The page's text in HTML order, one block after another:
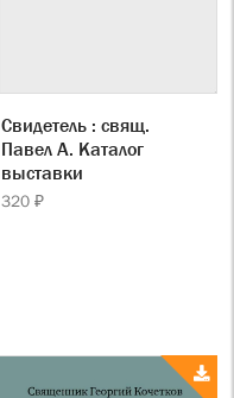
Свидетель : свящ.
Павел А. Каталог
выставки
320 ₽